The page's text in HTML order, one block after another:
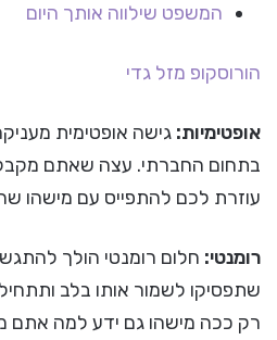
המשפט שילווה אותך היום
הורוסקופ מזל גדי
אופטימיות: גישה אופטימית
בתחום החברתי. עצה שאתם
עוזרת לכם להתפייס עם מישהו
רומנטי: חלום רומנטי הולך
שתפסיקו לשמור אותו בלב
רק ככה מישהו גם ידע למה אתם